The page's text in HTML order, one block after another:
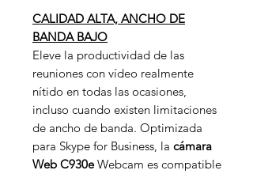
CALIDAD ALTA, ANCHO DE
BANDA BAJO
Eleve la productividad de las
reuniones con vídeo realmente
nítido en todas las ocasiones,
incluso cuando existen limitaciones
de ancho de banda. Optimizada
para Skype for Business, la cámara
Web C930eWebcam es compatible